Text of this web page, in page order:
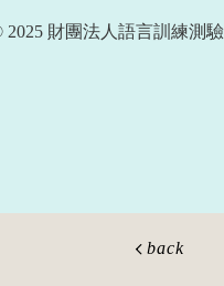
2025 財團法人語言訓練測
back